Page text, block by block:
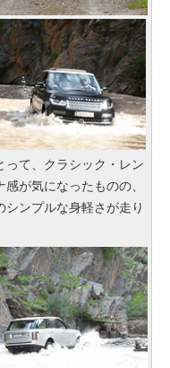
って、クラシック・レン
が気になったものの、
ンプルな身軽さが走り